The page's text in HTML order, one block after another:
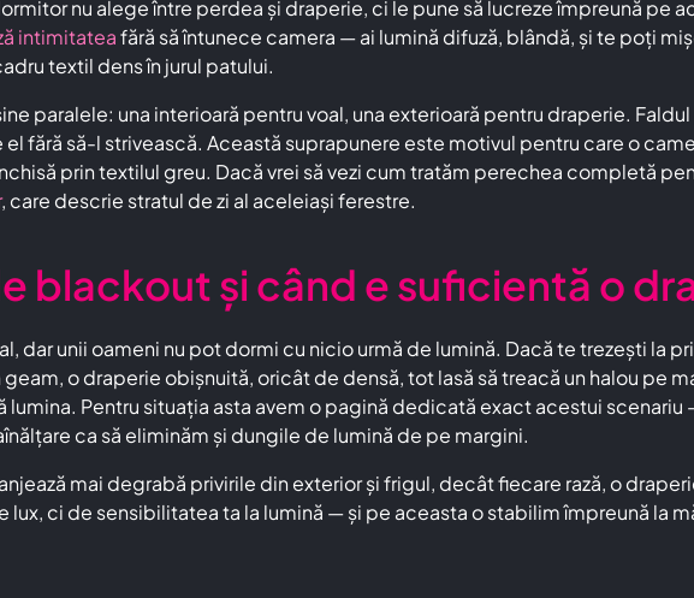
nu alege între perdea și draperie, ci le pune să lucreze împreună pe
intimitateafără să întunece camera — ai lumină difuză, blândă, și te poți
textil dens în jurul patului.
paralele: una interioară pentru voal, una exterioară pentru draperie.
fără să-l strivească. Această suprapunere este motivul pentru care o
prin textilul greu. Dacă vrei să vezi cum tratăm perechea completă
, care descrie stratul de zi al aceleiași ferestre.
blackout și când e suficientă o
dar unii oameni nu pot dormi cu nicio urmă de lumină. Dacă te trezești la
o draperie obișnuită, oricât de densă, tot lasă să treacă un halou pe
Pentru situația asta avem o pagină dedicată exact acestui scenariu
ca să eliminăm și dungile de lumină de pe margini.
mai degrabă privirile din exterior și frigul, decât fiecare rază, o
ci de sensibilitatea ta la lumină — și pe aceasta o stabilim împreună la